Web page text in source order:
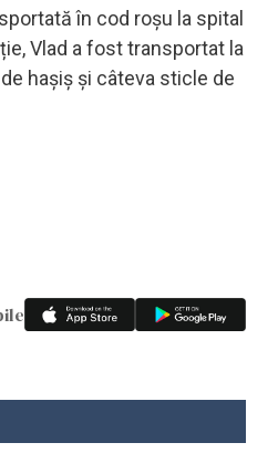
în cod roșu la spital
Vlad a fost transportat la
hașiș și câteva sticle de